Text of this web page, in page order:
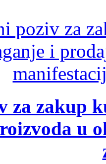
za zakup
u